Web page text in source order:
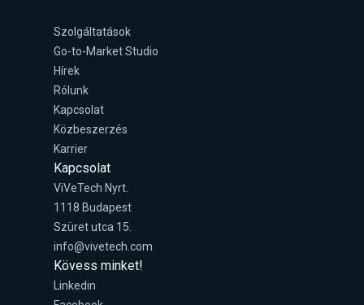
Szolgáltatások
Go-to-Market Studio
Hírek
Rólunk
Kapcsolat
Közbeszerzés
Karrier
Kapcsolat
ViVeTech Nyrt.
1118 Budapest
Szüret utca 15.
info@vivetech.com
Kövess minket!
Linkedin